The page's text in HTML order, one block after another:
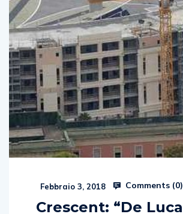
Febbraio 3, 2018 Comments (0)
Crescent: “De Luca